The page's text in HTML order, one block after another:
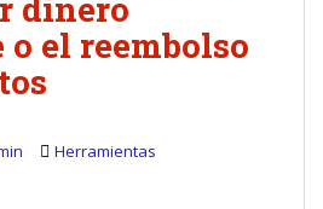
dinero
el reembolso
Herramientas